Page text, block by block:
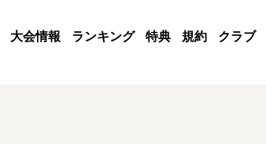
大会情報 ランキング 特典 規約 クラブ